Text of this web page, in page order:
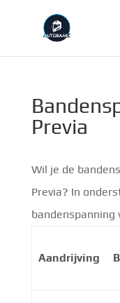
Previa
Wil je de
Previa? In
bandenspanning
Aandrijving